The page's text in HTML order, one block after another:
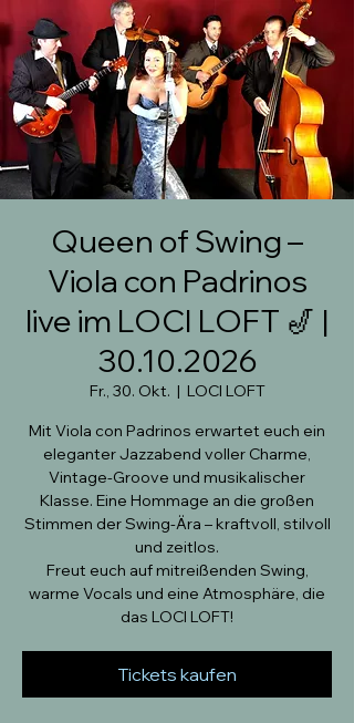
Queen of Swing –
Viola con Padrinos
live im LOCI LOFT 🎷 |
30.10.2026
Fr., 30. Okt.
  |
LOCI LOFT
Mit Viola con Padrinos erwartet euch ein
eleganter Jazzabend voller Charme,
Vintage-Groove und musikalischer
Klasse. Eine Hommage an die großen
Stimmen der Swing-Ära – kraftvoll, stilvoll
und zeitlos.
Freut euch auf mitreißenden Swing,
warme Vocals und eine Atmosphäre, die
das LOCI LOFT!
Tickets kaufen